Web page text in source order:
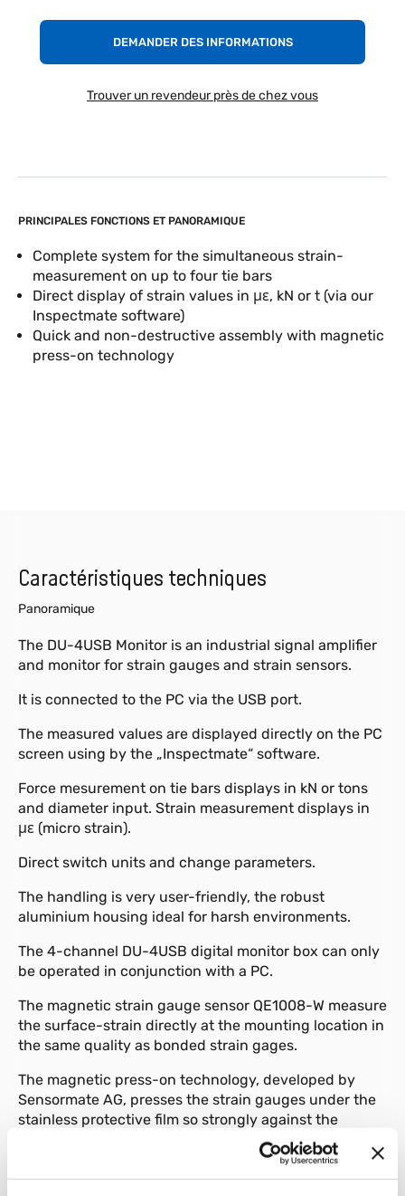
PRINCIPALES FONCTIONS ET PANORAMIQUE
Complete system for the simultaneous strain-
measurement on up to four tie bars
Direct display of strain values in με, kN or t (via our
Inspectmate software)
Quick and non-destructive assembly with magnetic
press-on technology
DEMANDER DES INFORMATIONS
Trouver un revendeur près de chez vous
Caractéristiques techniques
Panoramique
The DU-4USB Monitor is an industrial signal amplifier
and monitor for strain gauges and strain sensors.
It is connected to the PC via the USB port.
The measured values are displayed directly on the PC
screen using by the „Inspectmate“ software.
Force mesurement on tie bars displays in kN or tons
and diameter input. Strain measurement displays in
με (micro strain).
Direct switch units and change parameters.
The handling is very user-friendly, the robust
aluminium housing ideal for harsh environments.
The 4-channel DU-4USB digital monitor box can only
be operated in conjunction with a PC.
The magnetic strain gauge sensor QE1008-W measure
the surface-strain directly at the mounting location in
the same quality as bonded strain gages.
The magnetic press-on technology, developed by
Sensormate AG, presses the strain gauges under the
stainless protective film so strongly against the
surface to be measured that frictional contact occurs.